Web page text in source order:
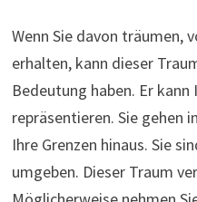
Wenn Sie davon träumen,
erhalten, kann dieser
Bedeutung haben. Er
repräsentieren. Sie gehen
Ihre Grenzen hinaus. Sie
umgeben. Dieser Traum